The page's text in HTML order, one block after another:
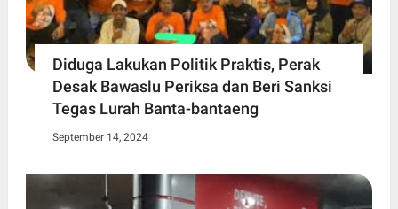
Diduga Lakukan Politik Praktis, Perak
Desak Bawaslu Periksa dan Beri Sanksi
Tegas Lurah Banta-bantaeng
September 14, 2024